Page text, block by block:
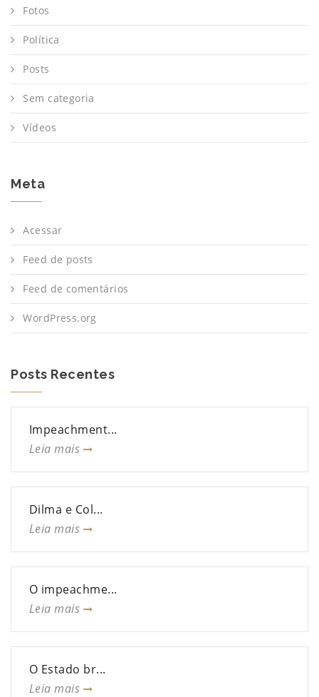
Fotos
Política
Posts
Sem categoria
Vídeos
Meta
Acessar
Feed de posts
Feed de comentários
WordPress.org
Posts Recentes
Impeachment...
Leia mais
Dilma e Col...
Leia mais
O impeachme...
Leia mais
O Estado br...
Leia mais